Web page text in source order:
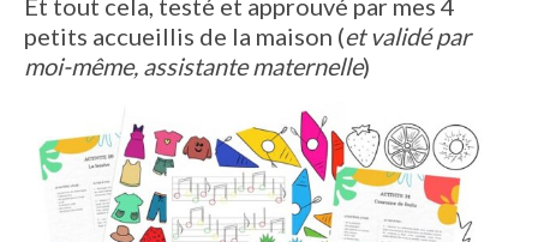
Et tout cela, testé et approuvé par mes 4
petits accueillis de la maison (et validé par
moi-même, assistante maternelle)